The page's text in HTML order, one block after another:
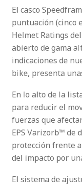
El casco
puntuación (cinco
Helmet Ratings
abierto de gama
indicaciones de
bike, presenta
En lo alto de la
para reducir el
fuerzas que
EPS Varizorb™ de
protección frente
del impacto por
El sistema de